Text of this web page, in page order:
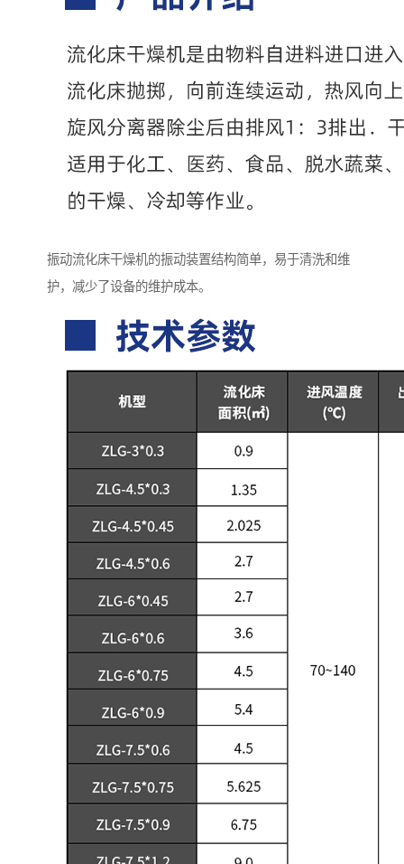
振动流化床干燥机的振动装置结构简单，易于清洗和维
护，减少了设备的维护成本。